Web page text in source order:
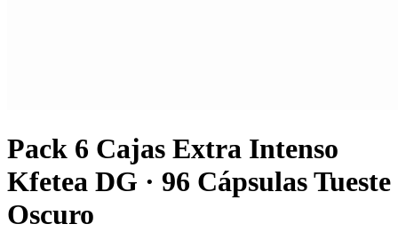
Pack 6 Cajas Extra Intenso
Kfetea DG · 96 Cápsulas Tueste
Oscuro